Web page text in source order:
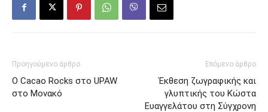
Προηγούμενο άρθρο
Ο Cacao Rocks στο UPAW
στο Μονακό
Επόμενο άρθρο
Έκθεση ζωγραφικής και
γλυπτικής του Κώστα
Ευαγγελάτου στη Σύγχρονη